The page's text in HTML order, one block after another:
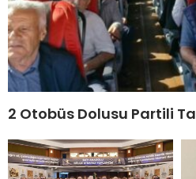
2 Otobüs Dolusu Partili